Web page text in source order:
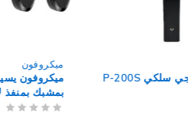
ميكروفون يسيدو لاسلكي مزدوج
بمشبك بمنفذ لايتنينج + منفذ تايب